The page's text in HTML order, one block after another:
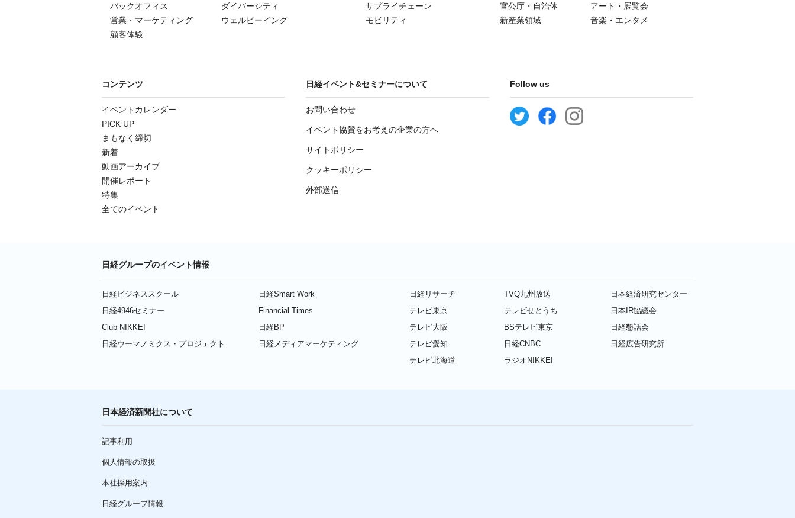
バックオフィス
営業・マーケティング
顧客体験
ダイバーシティ
ウェルビーイング
サプライチェーン
モビリティ
官公庁・自治体
新産業領域
アート・展覧会
音楽・エンタメ
コンテンツ
イベントカレンダー
PICK UP
まもなく締切
新着
動画アーカイブ
開催レポート
特集
全てのイベント
日経イベント&セミナーについて
お問い合わせ
イベント協賛をお考えの企業の方へ
サイトポリシー
クッキーポリシー
外部送信
Follow us
日経グループのイベント情報
日経ビジネススクール
日経4946セミナー
Club NIKKEI
日経ウーマノミクス・プロジェクト
日経Smart Work
Financial Times
日経BP
日経メディアマーケティング
日経リサーチ
テレビ東京
テレビ大阪
テレビ愛知
テレビ北海道
TVQ九州放送
テレビせとうち
BSテレビ東京
日経CNBC
ラジオNIKKEI
日本経済研究センター
日本IR協議会
日経懇話会
日経広告研究所
日本経済新聞社について
記事利用
個人情報の取扱
本社採用案内
日経グループ情報